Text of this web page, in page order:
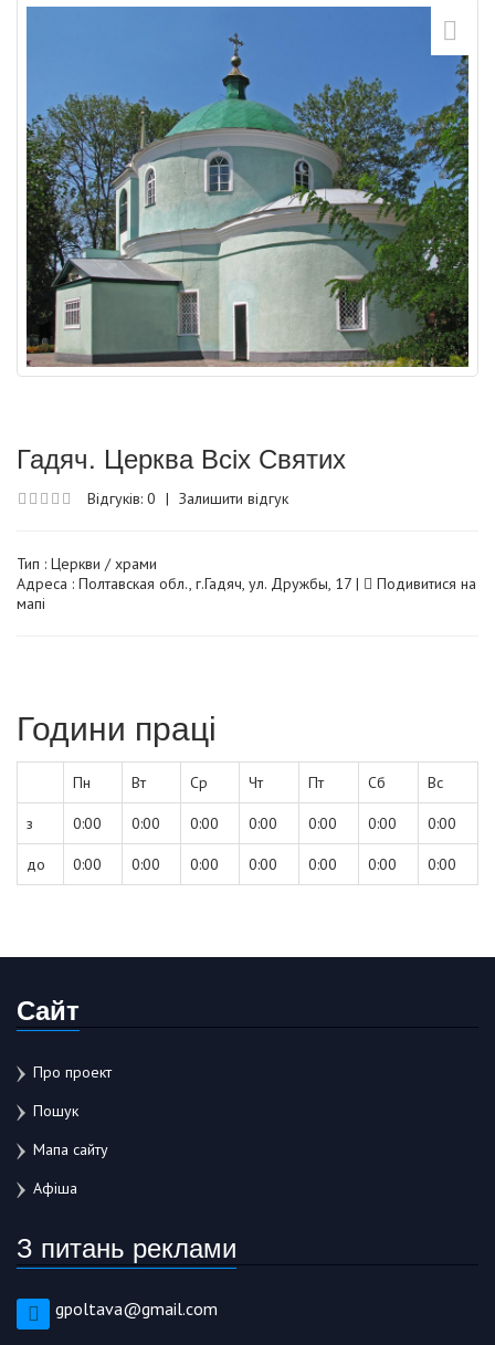
Гадяч. Церква Всіх Святих
Відгуків: 0 | Залишити відгук
Тип : Церкви / храми
Адреса : Полтавская обл., г.Гадяч, ул. Дружбы, 17 |
Подивитися на
мапі
Години праці
Пн Вт Ср Чт Пт Сб Вс
з 0:00 0:00 0:00 0:00 0:00 0:00 0:00
до 0:00 0:00 0:00 0:00 0:00 0:00 0:00
Сайт
Про проект
Пошук
Мапа сайту
Афіша
З питань реклами
gpoltava@gmail.com